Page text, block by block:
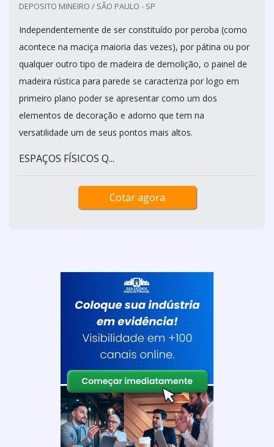
DEPOSITO MINEIRO / SÃO PAULO - SP
Independentemente de ser constituído por peroba (como
acontece na maciça maioria das vezes), por pátina ou por
qualquer outro tipo de madeira de demolição, o painel de
madeira rústica para parede se caracteriza por logo em
primeiro plano poder se apresentar como um dos
elementos de decoração e adorno que tem na
versatilidade um de seus pontos mais altos.
ESPAÇOS FÍSICOS Q...
Cotar agora